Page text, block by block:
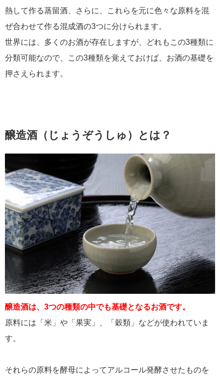
熱して作る蒸留酒、さらに、これらを元に色々な原料を混
ぜ合わせて作る混成酒の3つに分けられます。
世界には、多くのお酒が存在しますが、どれもこの3種類に
分類可能なので、この3種類を覚えておけば、お酒の基礎を
押さえられます。
醸造酒（じょうぞうしゅ）とは？
醸造酒は、3つの種類の中でも基礎となるお酒です。
原料には「米」や「果実」、「穀類」などが使われていま
す。
それらの原料を酵母によってアルコール発酵させたものを